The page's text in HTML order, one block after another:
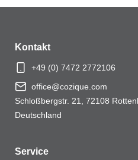
Name*
E-Mail*
Kontakt
+49 (0) 7472 2772106
office@cozique.com
Schloßbergstr. 21, 72108
Deutschland
Service